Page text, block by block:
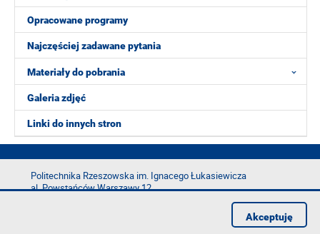
Opracowane programy
Najczęściej zadawane pytania
Materiały do pobrania
Galeria zdjęć
Linki do innych stron
Politechnika Rzeszowska im. Ignacego Łukasiewicza
al. Powstańców Warszawy 12
Akceptuję